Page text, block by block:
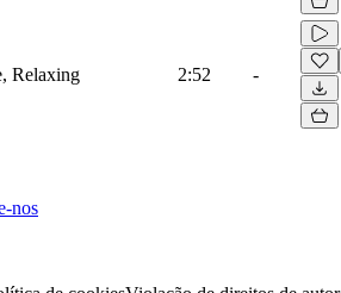
Relaxing 2:52 -
nos